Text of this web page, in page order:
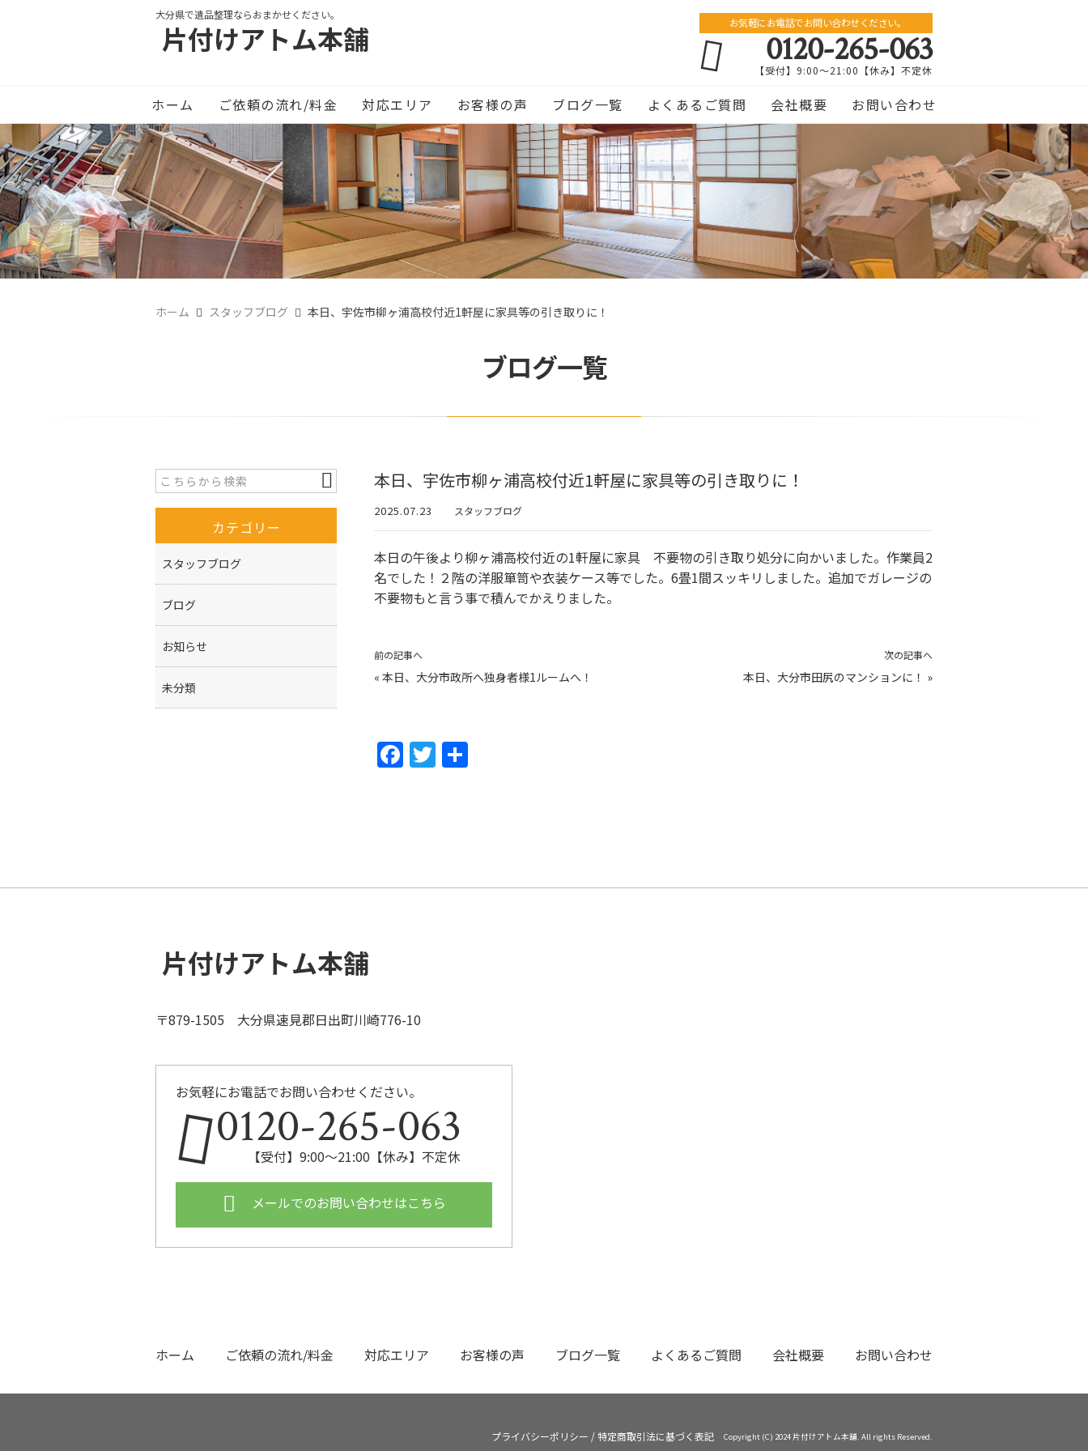
大分県で遺品整理ならおまかせください。
片付けアトム本舗 お気軽にお電話でお問い合わせください。
0120-265-063
【受付】9:00〜21:00【休み】不定休
ホーム ご依頼の流れ/料金 対応エリア お客様の声 ブログ一覧 よくあるご質問 会社概要 お問い合わせ
ホーム スタッフブログ 本日、宇佐市柳ヶ浦高校付近1軒屋に家具等の引き取りに！
ブログ一覧
本日、宇佐市柳ヶ浦高校付近1軒屋に家具等の引き取りに！
2025.07.23 スタッフブログ
本日の午後より柳ヶ浦高校付近の1軒屋に家具 不要物の引き取り処分に向かいました。作業員2
名でした！２階の洋服箪笥や衣装ケース等でした。6畳1間スッキリしました。追加でガレージの
不要物もと言う事で積んでかえりました。
前の記事へ
« 本日、大分市政所へ独身者様1ルームへ！
次の記事へ
本日、大分市田尻のマンションに！ »
F
o
T
カテゴリー
スタッフブログ
ブログ
お知らせ
未分類
片付けアトム本舗
〒879-1505 大分県速見郡日出町川崎776-10
お気軽にお電話でお問い合わせください。
0120-265-063
【受付】9:00〜21:00【休み】不定休
メールでのお問い合わせはこちら
ホーム ご依頼の流れ/料金 対応エリア お客様の声 ブログ一覧 よくあるご質問 会社概要 お問い合わせ
プライバシーポリシー /特定商取引法に基づく表記 Copyright (C) 2024 片付けアトム本舗. All rights Reserved.